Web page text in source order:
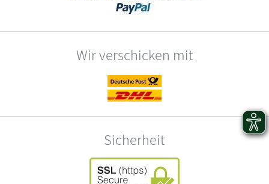
Wir verschicken mit
Sicherheit